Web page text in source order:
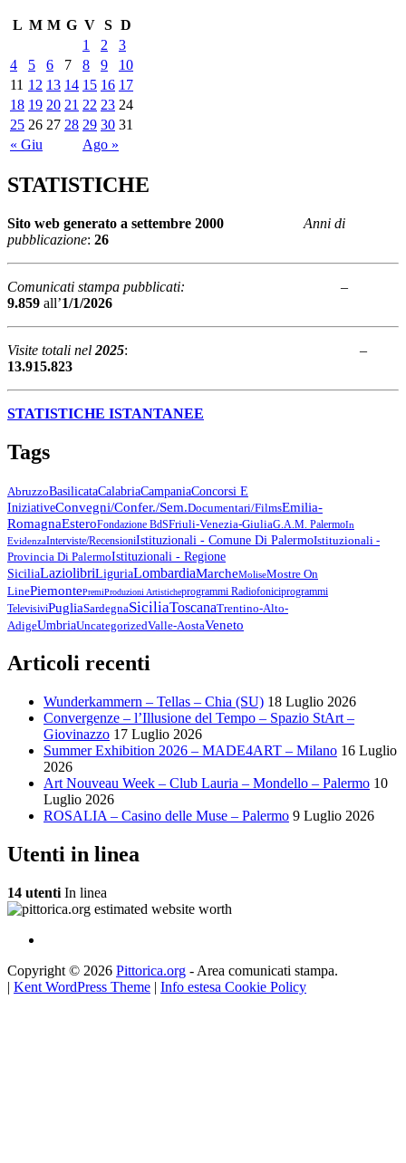
L M M G V S D
« Giu Ago »
1 2
3
4
5 6 7 8 9
10
11 12 13 14 15 16 17
18 19 20 21 22 23 24
25 26 27 28 29 30 31
STATISTICHE
Sito web generato a settembre 2000 Anni di
pubblicazione: 26
Comunicati stampa pubblicati:
–
9.859 all’1/1/2026
Visite totali nel 2025: –
13.915.823
STATISTICHE ISTANTANEE
Tags
AbruzzoBasilicataCalabriaCampaniaConcorsi E
IniziativeConvegni/Confer./Sem.Documentari/FilmsEmilia-
RomagnaEsteroFondazione BdSFriuli-Venezia-GiuliaG.A.M. PalermoIn
EvidenzaInterviste/RecensioniIstituzionali - Comune Di PalermoIstituzionali -
Provincia Di PalermoIstituzionali - Regione
SiciliaLazioLibriLiguriaLombardiaMarcheMoliseMostre On
LinePiemontePremiProduzioni ArtisticheProgrammi RadiofoniciProgrammi
TelevisiviPugliaSardegnaSiciliaToscanaTrentino-Alto-
AdigeUmbriaUncategorizedValle-AostaVeneto
Articoli recenti
Wunderkammern – Tellas – Chia (SU) 18 Luglio 2026
Convergenze – l’Illusione del Tempo – Spazio StArt –
Giovinazzo 17 Luglio 2026
Summer Exhibition 2026 – MADE4ART – Milano 16 Luglio
2026
Art Nouveau Week – Club Lauria – Mondello – Palermo 10
Luglio 2026
ROSALIA – Casino delle Muse – Palermo 9 Luglio 2026
Utenti in linea
14 utenti In linea
Copyright © 2026 Pittorica.org - Area comunicati stampa.
| Kent WordPress Theme | Info estesa Cookie Policy